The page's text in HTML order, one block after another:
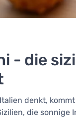
- die
denkt,
die sonnige